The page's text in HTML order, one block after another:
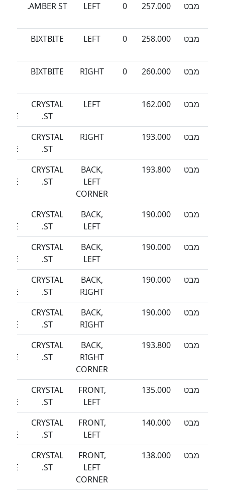
מבט 257.000
0
LEFT
AMBER ST.
מבט
258.000
0
LEFT
BIXTBITE
מבט
260.000
0
RIGHT
BIXTBITE
מבט
162.000
LEFT
CRYSTAL
ST.
מבט
193.000
RIGHT
CRYSTAL
ST.
מבט
193.800
BACK,
LEFT
CORNER
CRYSTAL
ST.
מבט 190.000
BACK,
LEFT
CRYSTAL
ST.
מבט
190.000
BACK,
LEFT
CRYSTAL
ST.
מבט
190.000
BACK,
RIGHT
CRYSTAL
ST.
מבט
190.000
BACK,
RIGHT
CRYSTAL
ST.
מבט
193.800
BACK,
RIGHT
CORNER
CRYSTAL
ST.
מבט 135.000
FRONT,
LEFT
CRYSTAL
ST.
מבט
140.000
FRONT,
LEFT
CRYSTAL
ST.
מבט
138.000
FRONT,
LEFT
CORNER
CRYSTAL
ST.